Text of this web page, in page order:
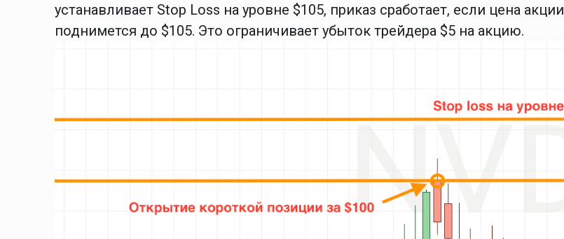
устанавливает Stop Loss на уровне $105, приказ сработает, если цена акции
поднимется до $105. Это ограничивает убыток трейдера $5 на акцию.